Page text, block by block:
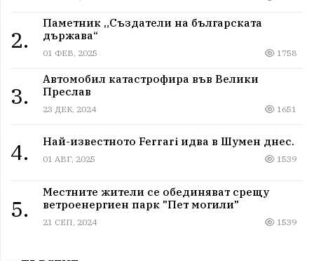
2.
Паметник „Създатели на българската
държава“
01 ФЕВ, 2025 1758
3.
Автомобил катастрофира във Велики
Преслав
23 ДЕК, 2024 1651
4. Най-известното Ferrari идва в Шумен днес.
01 АВГ, 2025 1539
5.
Местните жители се обединяват срещу
ветроенергиен парк "Пет могили"
21 СЕП, 2024 1539